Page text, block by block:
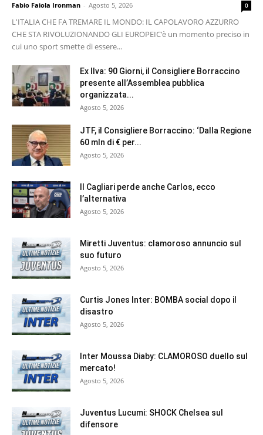
Fabio Faiola Ironman - Agosto 5, 2026 0
L'ITALIA CHE FA TREMARE IL MONDO: IL CAPOLAVORO AZZURRO
CHE STA RIVOLUZIONANDO GLI EUROPEI ​C’è un momento preciso in
cui uno sport smette di essere...
Ex Ilva: 90 Giorni, il Consigliere Borraccino
presente all’Assemblea pubblica
organizzata...
Agosto 5, 2026
JTF, il Consigliere Borraccino: ‘Dalla Regione
60 mln di € per...
Agosto 5, 2026
Il Cagliari perde anche Carlos, ecco
l’alternativa
Agosto 5, 2026
Miretti Juventus: clamoroso annuncio sul
suo futuro
Agosto 5, 2026
Curtis Jones Inter: BOMBA social dopo il
disastro
Agosto 5, 2026
Inter Moussa Diaby: CLAMOROSO duello sul
mercato!
Agosto 5, 2026
Juventus Lucumi: SHOCK Chelsea sul
difensore